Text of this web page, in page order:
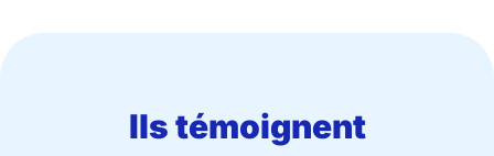
Ils témoignent